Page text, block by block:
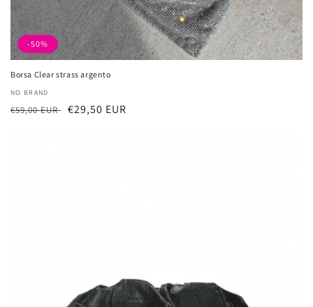
-50%
Borsa Clear strass argento
Dostawca:
NO BRAND
Cena
€59,00 EUR Cena
€29,50 EUR